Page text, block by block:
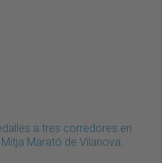
a tres corredores en
Marató de Vilanova.